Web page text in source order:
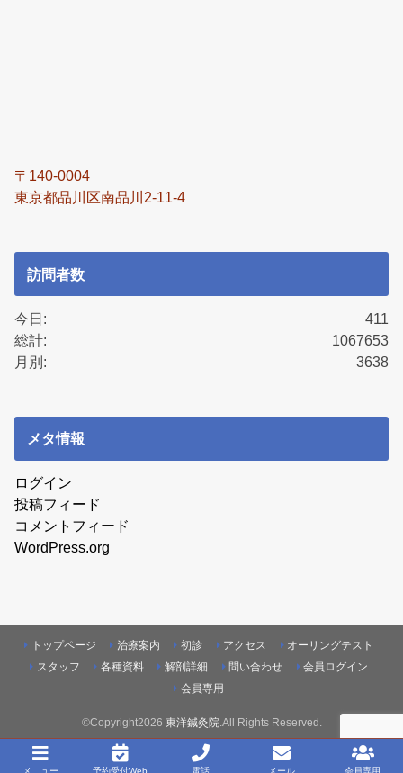
〒140-0004
東京都品川区南品川2-11-4
訪問者数
411
今日:
1067653
総計:
3638
月別:
メタ情報
ログイン
投稿フィード
コメントフィード
WordPress.org
トップページ 治療案内 初診 アクセス
オーリングテスト
スタッフ
各種資料 解剖詳細 問い合わせ
会員ログイン
会員専用
©Copyright2026 東洋鍼灸院.All Rights Reserved.
メニュー 予約受付Web 電話 メール 会員専用